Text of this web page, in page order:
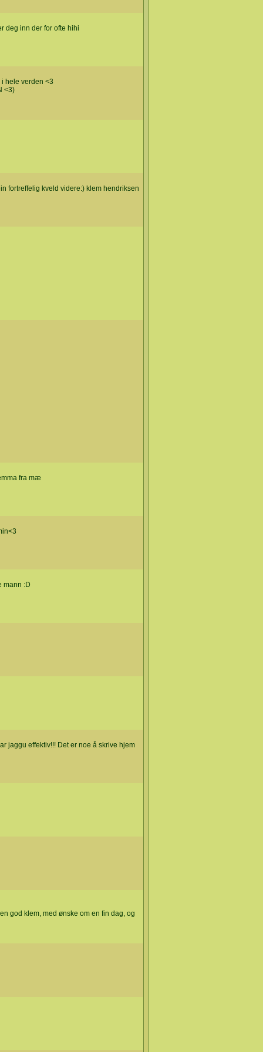
deg inn der for ofte hihi
hele verden <3
<3)
fortreffelig kveld videre:) klem hendriksen
fra mæ
mann :D
jaggu effektiv!!! Det er noe å skrive hjem
god klem, med ønske om en fin dag, og